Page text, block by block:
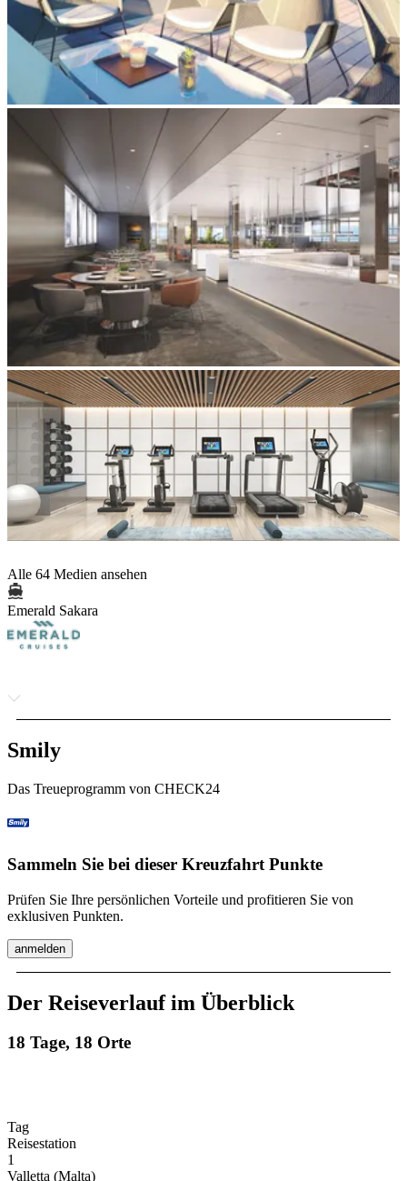
Alle 64 Medien ansehen
Emerald Sakara
Smily
Das Treueprogramm von CHECK24
Sammeln Sie bei dieser Kreuzfahrt Punkte
Prüfen Sie Ihre persönlichen Vorteile und profitieren Sie von
exklusiven Punkten.
anmelden
Der Reiseverlauf im Überblick
18 Tage, 18 Orte
Tag
Reisestation
1
Valletta (Malta)